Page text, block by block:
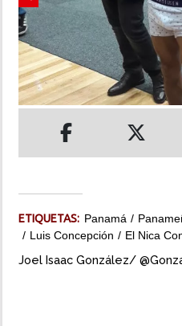
INSÓLITAS
MULTIMEDIA
IMPRESO
ETIQUETAS: Panamá
Luis Concepción
El Nica
Joel Isaac González/